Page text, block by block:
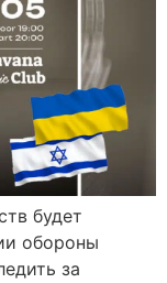
будет
обороны
за